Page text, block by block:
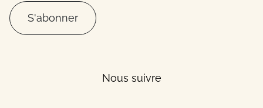
S'abonner
Nous suivre